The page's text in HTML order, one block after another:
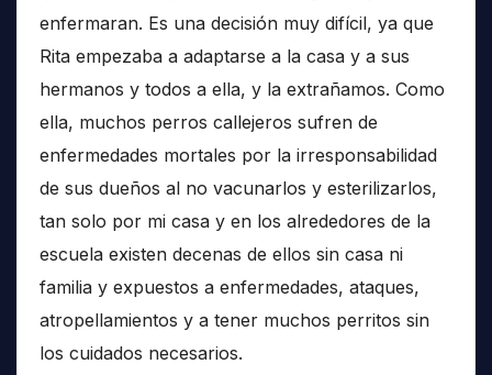
enfermaran. Es una decisión muy difícil, ya que
Rita empezaba a adaptarse a la casa y a sus
hermanos y todos a ella, y la extrañamos. Como
ella, muchos perros callejeros sufren de
enfermedades mortales por la irresponsabilidad
de sus dueños al no vacunarlos y esterilizarlos,
tan solo por mi casa y en los alrededores de la
escuela existen decenas de ellos sin casa ni
familia y expuestos a enfermedades, ataques,
atropellamientos y a tener muchos perritos sin
los cuidados necesarios.